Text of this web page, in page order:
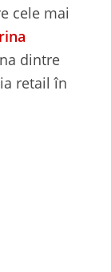
cele mai
dintre
retail în